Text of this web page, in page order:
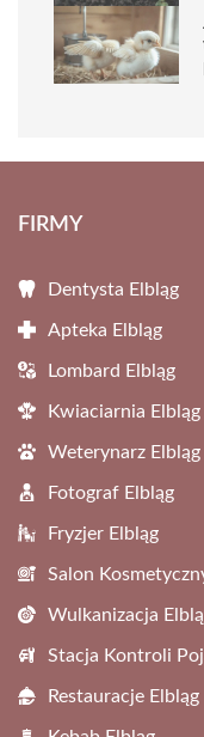
FIRMY
Dentysta Elbląg
Apteka Elbląg
Lombard Elbląg
Kwiaciarnia Elbląg
Weterynarz Elbląg
Fotograf Elbląg
Fryzjer Elbląg
Salon
Wulkanizacja
Stacja Kontroli
Restauracje Elbląg